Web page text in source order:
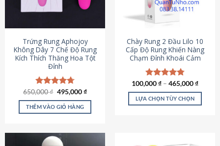
Trứng Rung Aphojoy
Không Dây 7 Chế Độ Rung
Kích Thích Thăng Hoa Tột
Đỉnh
Được xếp
hạng4.72
5 sao
650,000₫ Giá
là:
650,000 ₫.
495,000₫Giá
tại
495,000 ₫.
THÊM VÀO GIỎ HÀNG
Chày Rung 2 Đầu Lilo 10
Cấp Độ Rung Khiến Nàng
Chạm Đỉnh Khoái Cảm
Được xếp
hạng4.80
5 sao
100,000₫ – 465,000₫
LỰA CHỌN TÙY CHỌN